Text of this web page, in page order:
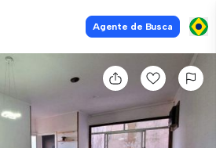
Agente de Busca